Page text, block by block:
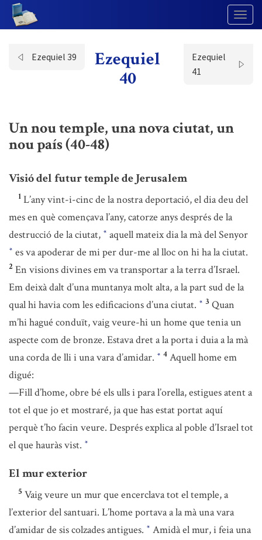
Ezequiel 39
Ezequiel
40
Ezequiel
41
Un nou temple, una nova ciutat, un
nou país (40-48)
Visió del futur temple de Jerusalem
1 L’any vint-i-cinc de la nostra deportació, el dia deu del
mes en què començava l’any, catorze anys després de la
destrucció de la ciutat, * aquell mateix dia la mà del Senyor
* es va apoderar de mi per dur-me al lloc on hi ha la ciutat.
2 En visions divines em va transportar a la terra d’Israel.
Em deixà dalt d’una muntanya molt alta, a la part sud de la
qual hi havia com les edificacions d’una ciutat. * 3 Quan
m’hi hagué conduït, vaig veure-hi un home que tenia un
aspecte com de bronze. Estava dret a la porta i duia a la mà
una corda de lli i una vara d’amidar. * 4 Aquell home em
digué:
—Fill d’home, obre bé els ulls i para l’orella, estigues atent a
tot el que jo et mostraré, ja que has estat portat aquí
perquè t’ho facin veure. Després explica al poble d’Israel tot
el que hauràs vist. *
El mur exterior
5 Vaig veure un mur que encerclava tot el temple, a
l’exterior del santuari. L’home portava a la mà una vara
d’amidar de sis colzades antigues. * Amidà el mur, i feia una